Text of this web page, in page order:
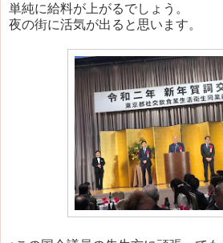
単純に給料が上がるでしょう。
夜の街に活気が出ると思います。